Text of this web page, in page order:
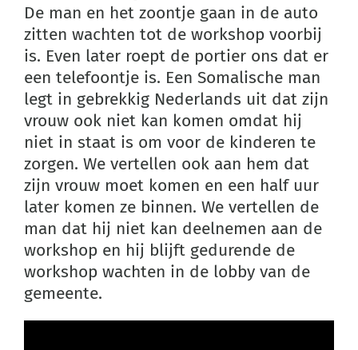
De man en het zoontje gaan in de auto
zitten wachten tot de workshop voorbij
is. Even later roept de portier ons dat er
een telefoontje is. Een Somalische man
legt in gebrekkig Nederlands uit dat zijn
vrouw ook niet kan komen omdat hij
niet in staat is om voor de kinderen te
zorgen. We vertellen ook aan hem dat
zijn vrouw moet komen en een half uur
later komen ze binnen. We vertellen de
man dat hij niet kan deelnemen aan de
workshop en hij blijft gedurende de
workshop wachten in de lobby van de
gemeente.